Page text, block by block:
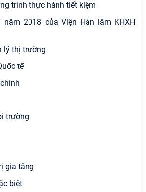
trình thực hành tiết kiệm
năm 2018 của Viện Hàn lâm KHXH
lý thị trường
tế
trường
gia tăng
biệt